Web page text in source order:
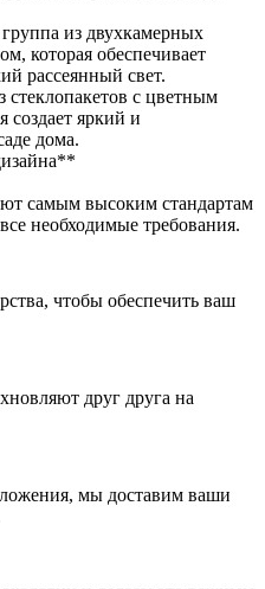
из двухкамерных
которая обеспечивает
рассеянный свет.
с цветным
создает яркий и
дома.
самым высоким стандартам
необходимые требования.
чтобы обеспечить ваш
друг друга на
мы доставим ваши